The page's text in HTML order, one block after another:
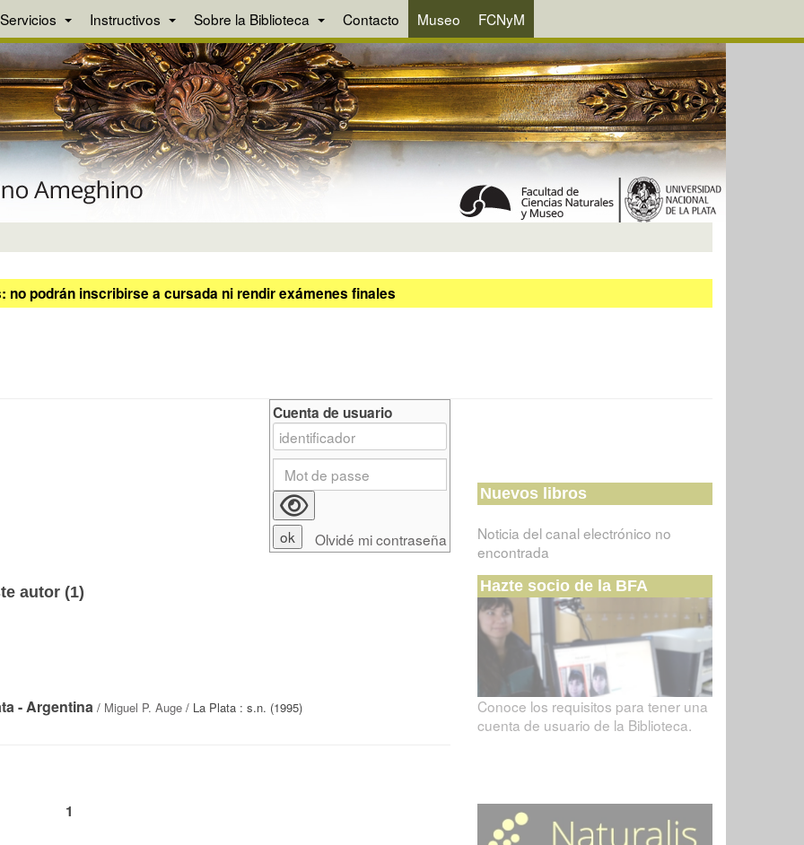
Servicios Instructivos Sobre la Biblioteca Contacto Museo FCNyM
podrán inscribirse a cursada ni rendir exámenes finales
autor (1)
- Argentina / Miguel P. Auge / La Plata : s.n. (1995)
1
Cuenta de usuario
Olvidé mi contraseña
Nuevos libros
Noticia del canal electrónico no
encontrada
Hazte socio de la BFA
Conoce los requisitos para tener una
cuenta de usuario de la Biblioteca.